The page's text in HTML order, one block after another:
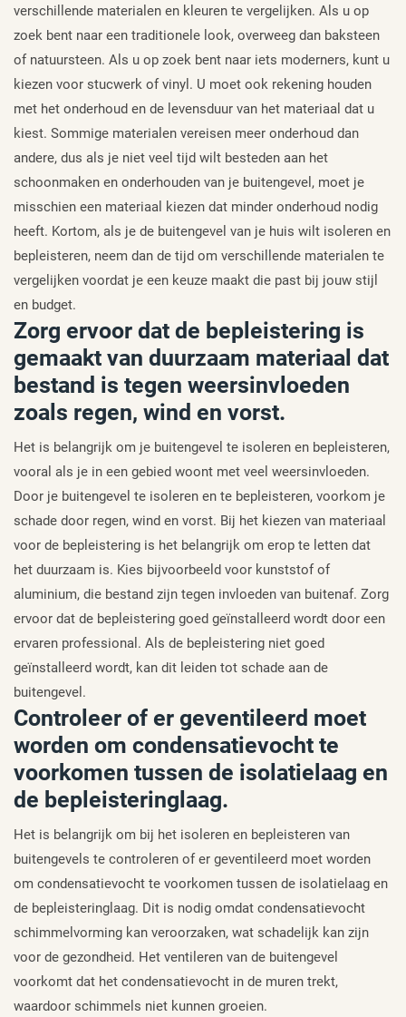
verschillende materialen en kleuren te vergelijken. Als u op
zoek bent naar een traditionele look, overweeg dan baksteen
of natuursteen. Als u op zoek bent naar iets moderners, kunt u
kiezen voor stucwerk of vinyl. U moet ook rekening houden
met het onderhoud en de levensduur van het materiaal dat u
kiest. Sommige materialen vereisen meer onderhoud dan
andere, dus als je niet veel tijd wilt besteden aan het
schoonmaken en onderhouden van je buitengevel, moet je
misschien een materiaal kiezen dat minder onderhoud nodig
heeft. Kortom, als je de buitengevel van je huis wilt isoleren en
bepleisteren, neem dan de tijd om verschillende materialen te
vergelijken voordat je een keuze maakt die past bij jouw stijl
en budget.
Zorg ervoor dat de bepleistering is
gemaakt van duurzaam materiaal dat
bestand is tegen weersinvloeden
zoals regen, wind en vorst.
Het is belangrijk om je buitengevel te isoleren en bepleisteren,
vooral als je in een gebied woont met veel weersinvloeden.
Door je buitengevel te isoleren en te bepleisteren, voorkom je
schade door regen, wind en vorst. Bij het kiezen van materiaal
voor de bepleistering is het belangrijk om erop te letten dat
het duurzaam is. Kies bijvoorbeeld voor kunststof of
aluminium, die bestand zijn tegen invloeden van buitenaf. Zorg
ervoor dat de bepleistering goed geïnstalleerd wordt door een
ervaren professional. Als de bepleistering niet goed
geïnstalleerd wordt, kan dit leiden tot schade aan de
buitengevel.
Controleer of er geventileerd moet
worden om condensatievocht te
voorkomen tussen de isolatielaag en
de bepleisteringlaag.
Het is belangrijk om bij het isoleren en bepleisteren van
buitengevels te controleren of er geventileerd moet worden
om condensatievocht te voorkomen tussen de isolatielaag en
de bepleisteringlaag. Dit is nodig omdat condensatievocht
schimmelvorming kan veroorzaken, wat schadelijk kan zijn
voor de gezondheid. Het ventileren van de buitengevel
voorkomt dat het condensatievocht in de muren trekt,
waardoor schimmels niet kunnen groeien.